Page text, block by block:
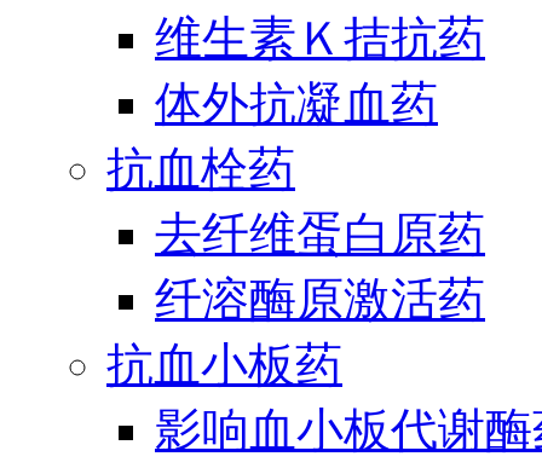
维生素Ｋ拮抗药
体外抗凝血药
抗血栓药
去纤维蛋白原药
纤溶酶原激活药
抗血小板药
影响血小板代谢